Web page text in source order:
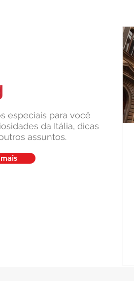
Carta de Identidade Italiana para
com a Leardini Consulenze
especiais para você
da Itália, dicas
assuntos.